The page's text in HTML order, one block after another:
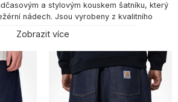
a stylovým kouskem šatníku, který
nádech. Jsou vyrobeny z kvalitního
maximálně autentický vzhled. Džínové
pro letní dny! Prohlédněte si naši nabídku
šortky pro ženy i muže ve
Zobrazit více